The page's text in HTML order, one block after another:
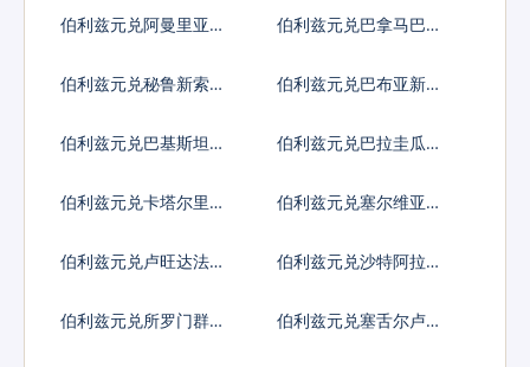
伯利兹元兑阿曼里亚尔
伯利兹元兑巴拿马巴波
伯利兹元兑秘鲁新索尔
伯利兹元兑巴布亚新几
伯利兹元兑巴基斯坦卢
伯利兹元兑巴拉圭瓜拉
伯利兹元兑卡塔尔里亚
伯利兹元兑塞尔维亚第
伯利兹元兑卢旺达法郎 伯利兹元兑沙特阿拉伯
伯利兹元兑所罗门群岛
伯利兹元兑塞舌尔卢比